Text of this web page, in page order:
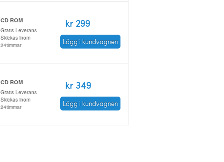
CD ROM
Gratis Leverans
Skickas inom
24timmar
kr 299
Lägg i kundvagnen
CD ROM
Gratis Leverans
Skickas inom
24timmar
kr 349
Lägg i kundvagnen